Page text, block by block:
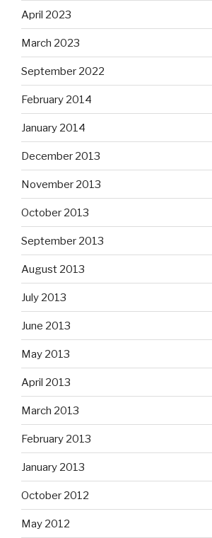
April 2023
March 2023
September 2022
February 2014
January 2014
December 2013
November 2013
October 2013
September 2013
August 2013
July 2013
June 2013
May 2013
April 2013
March 2013
February 2013
January 2013
October 2012
May 2012